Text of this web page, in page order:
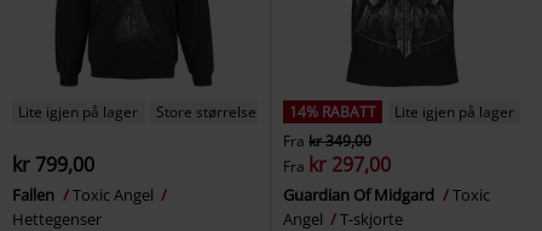
Lite igjen på lager Store størrelser
kr 799,00
Fallen
Toxic Angel
Hettegenser
14% RABATT
Lite igjen på lager
Fra kr 349,00
Fra kr 297,00
Guardian Of Midgard
Toxic
Angel
T-skjorte